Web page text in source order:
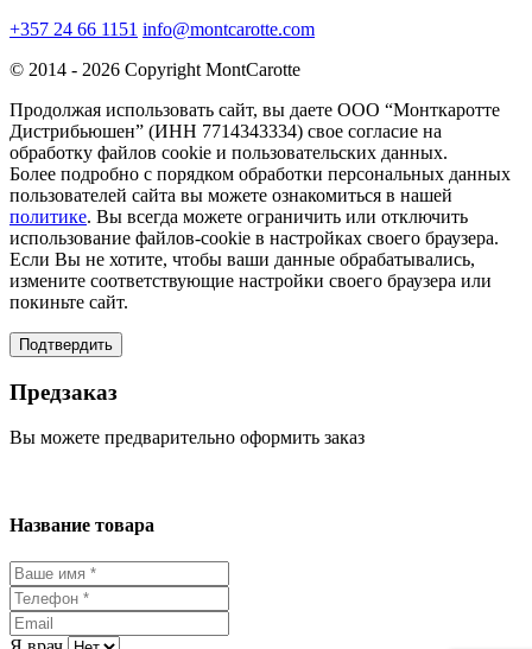
+357 24 66 1151 info@montcarotte.com
© 2014 - 2026 Copyright MontCarotte
Продолжая использовать сайт, вы даете ООО “Монткаротте
Дистрибьюшен” (ИНН 7714343334) свое согласие на
обработку файлов cookie и пользовательских данных.
Более подробно с порядком обработки персональных данных
пользователей сайта вы можете ознакомиться в нашей
политике. Вы всегда можете ограничить или отключить
использование файлов-cookie в настройках своего браузера.
Если Вы не хотите, чтобы ваши данные обрабатывались,
измените соответствующие настройки своего браузера или
покиньте сайт.
Подтвердить
Предзаказ
Вы можете предварительно оформить заказ
Название товара